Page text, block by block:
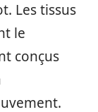
Les tissus
le
conçus